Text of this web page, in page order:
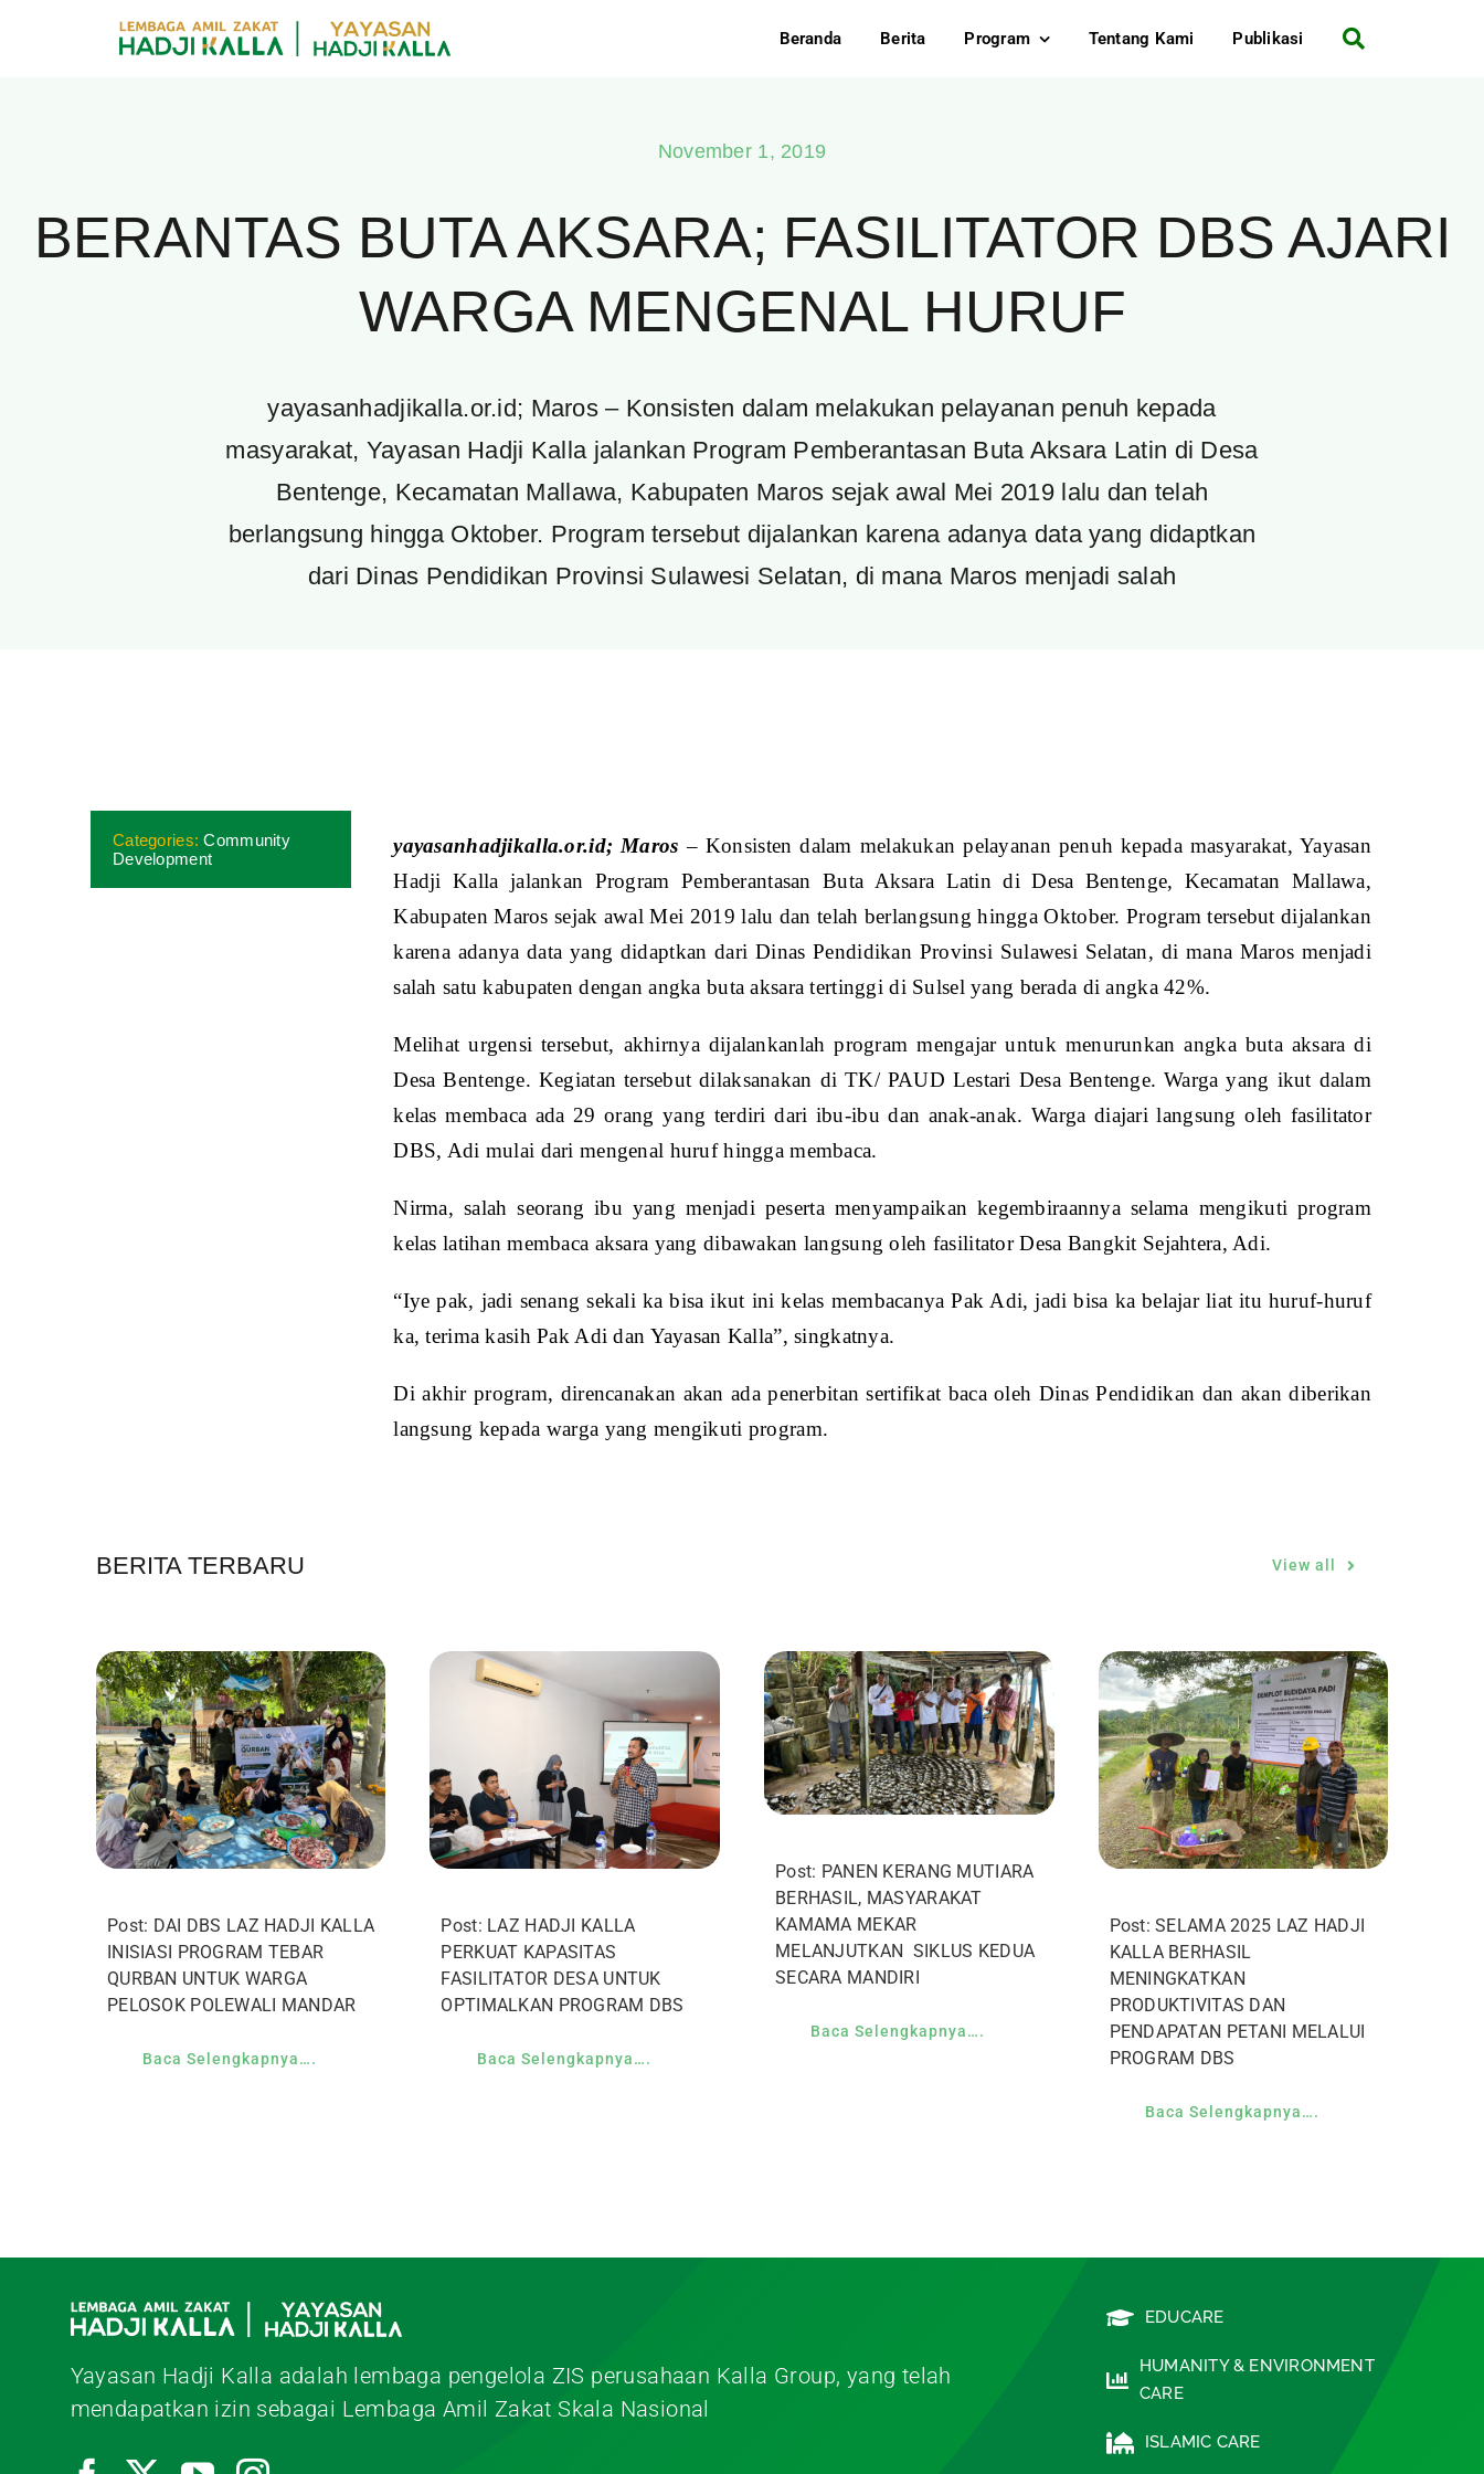
Beranda Berita Program Tentang Kami Publikasi
November 1, 2019
BERANTAS BUTA AKSARA; FASILITATOR DBS AJARI
WARGA MENGENAL HURUF
yayasanhadjikalla.or.id; Maros – Konsisten dalam melakukan pelayanan penuh kepada
masyarakat, Yayasan Hadji Kalla jalankan Program Pemberantasan Buta Aksara Latin di Desa
Bentenge, Kecamatan Mallawa, Kabupaten Maros sejak awal Mei 2019 lalu dan telah
berlangsung hingga Oktober. Program tersebut dijalankan karena adanya data yang didaptkan
dari Dinas Pendidikan Provinsi Sulawesi Selatan, di mana Maros menjadi salah
Categories:Community
Development
yayasanhadjikalla.or.id; Maros – Konsisten dalam melakukan pelayanan penuh kepada masyarakat, Yayasan
Hadji Kalla jalankan Program Pemberantasan Buta Aksara Latin di Desa Bentenge, Kecamatan Mallawa,
Kabupaten Maros sejak awal Mei 2019 lalu dan telah berlangsung hingga Oktober. Program tersebut dijalankan
karena adanya data yang didaptkan dari Dinas Pendidikan Provinsi Sulawesi Selatan, di mana Maros menjadi
salah satu kabupaten dengan angka buta aksara tertinggi di Sulsel yang berada di angka 42%.
Melihat urgensi tersebut, akhirnya dijalankanlah program mengajar untuk menurunkan angka buta aksara di
Desa Bentenge. Kegiatan tersebut dilaksanakan di TK/ PAUD Lestari Desa Bentenge. Warga yang ikut dalam
kelas membaca ada 29 orang yang terdiri dari ibu-ibu dan anak-anak. Warga diajari langsung oleh fasilitator
DBS, Adi mulai dari mengenal huruf hingga membaca.
Nirma, salah seorang ibu yang menjadi peserta menyampaikan kegembiraannya selama mengikuti program
kelas latihan membaca aksara yang dibawakan langsung oleh fasilitator Desa Bangkit Sejahtera, Adi.
“Iye pak, jadi senang sekali ka bisa ikut ini kelas membacanya Pak Adi, jadi bisa ka belajar liat itu huruf-huruf
ka, terima kasih Pak Adi dan Yayasan Kalla”, singkatnya.
Di akhir program, direncanakan akan ada penerbitan sertifikat baca oleh Dinas Pendidikan dan akan diberikan
langsung kepada warga yang mengikuti program.
BERITA TERBARU View all
Post: DAI DBS LAZ HADJI KALLA
INISIASI PROGRAM TEBAR
QURBAN UNTUK WARGA
PELOSOK POLEWALI MANDAR
Baca Selengkapnya….
Post: LAZ HADJI KALLA
PERKUAT KAPASITAS
FASILITATOR DESA UNTUK
OPTIMALKAN PROGRAM DBS
Baca Selengkapnya….
Post: PANEN KERANG MUTIARA
BERHASIL, MASYARAKAT
KAMAMA MEKAR
MELANJUTKAN SIKLUS KEDUA
SECARA MANDIRI
Baca Selengkapnya….
Post: SELAMA 2025 LAZ HADJI
KALLA BERHASIL
MENINGKATKAN
PRODUKTIVITAS DAN
PENDAPATAN PETANI MELALUI
PROGRAM DBS
Baca Selengkapnya….
Yayasan Hadji Kalla adalah lembaga pengelola ZIS perusahaan Kalla Group, yang telah
mendapatkan izin sebagai Lembaga Amil Zakat Skala Nasional
EDUCARE
HUMANITY & ENVIRONMENT
CARE
ISLAMIC CARE